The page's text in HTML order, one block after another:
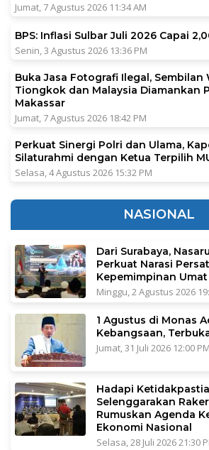
Jumat, 7 Agustus 2026 11:34 AM
BPS: Inflasi Sulbar Juli 2026 Capai
Senin, 3 Agustus 2026 13:36 PM
Buka Jasa Fotografi Ilegal, Sembilan
Tiongkok dan Malaysia Diamankan
Makassar
Jumat, 7 Agustus 2026 18:42 PM
Perkuat Sinergi Polri dan Ulama,
Silaturahmi dengan Ketua Terpilih
Selasa, 4 Agustus 2026 15:32 PM
NASIONAL
Dari Surabaya,
Perkuat Narasi
Kepemimpinan Umat
Minggu, 2 Agustus 2026
1 Agustus di Monas
Kebangsaan,
Jumat, 31 Juli 2026 12:00 PM
Hadapi
Selenggarakan
Rumuskan Agenda
Ekonomi Nasional
Selasa, 28 Juli 2026 21:30